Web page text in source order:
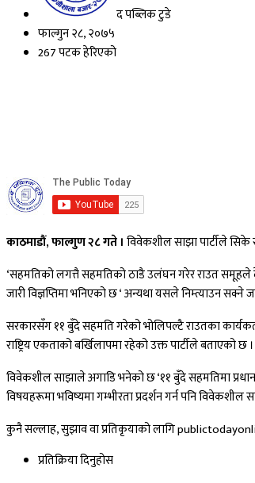
द पब्लिक टुडे
फाल्गुन २८, २०७५
267 पटक हेरिएको
काठमाडौं, फाल्गुण २८ गते । विवेकशील साझा पार्टीले
‘सहमतिको लगत्तै सहमतिको ठाडै उलंघन गरेर राउत समूहले
जारी विज्ञप्तिमा भनिएको छ ‘ अन्यथा यसले निम्त्याउन
सरकारसँग ११ बुँदे सहमति गरेको भोलिपल्टै राउतका
राष्ट्रिय एकताको बर्खिलापमा रहेको उक्त पार्टीले बताएको छ ।
विवेकशील साझाले अगाडि भनेको छ ‘११ बुँदे सहमतिमा
विषयहरूमा भविष्यमा गम्भीरता प्रदर्शन गर्न पनि
कुनै सल्लाह, सुझाव वा प्रतिकृयाको लागि
प्रतिक्रिया दिनुहोस​